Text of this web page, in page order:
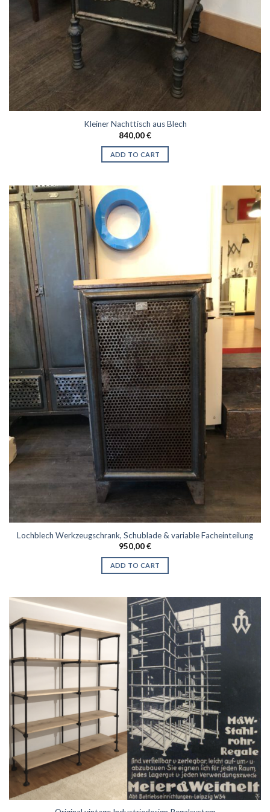
Kleiner Nachttisch aus Blech
840,00€
ADD TO CART
Lochblech Werkzeugschrank, Schublade & variable Facheinteilung
950,00€
ADD TO CART